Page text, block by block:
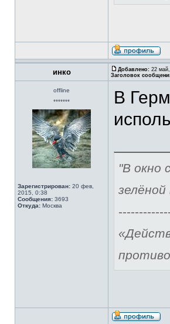
инко Добавлено: 22
Заголовок
offline
*******
Зарегистрирован: 20 фев,
2015, 0:38
Сообщения: 3693
Откуда: Москва
В
"В окно
зелёной